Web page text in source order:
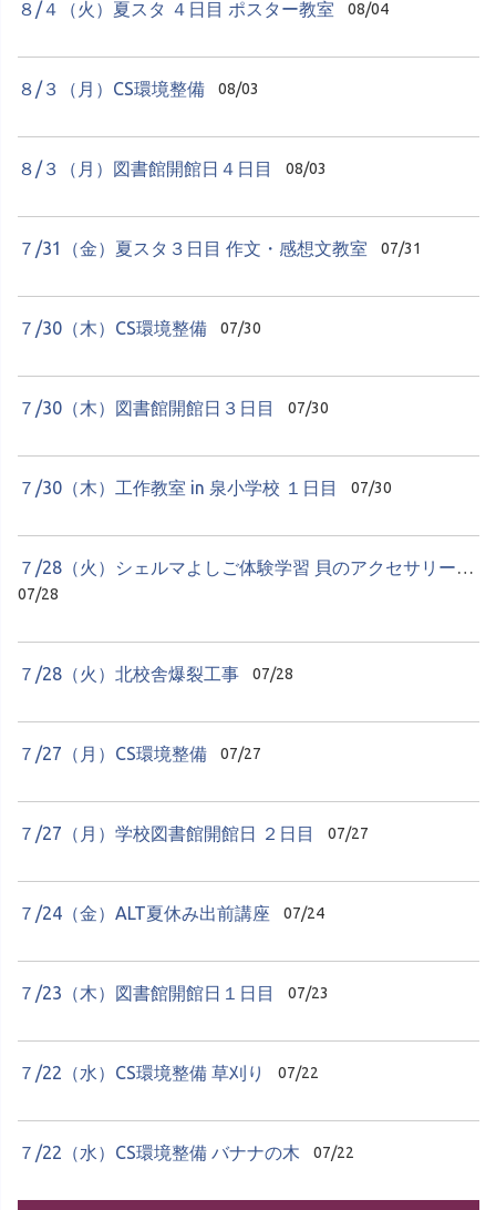
８/４（火）夏スタ ４日目 ポスター教室 08/04
８/３（月）CS環境整備 08/03
８/３（月）図書館開館日４日目 08/03
７/31（金）夏スタ３日目 作文・感想文教室 07/31
７/30（木）CS環境整備 07/30
７/30（木）図書館開館日３日目 07/30
７/30（木）工作教室 in 泉小学校 １日目 07/30
７/28（火）シェルマよしご体験学習 貝のアクセサリーづくり
07/28
７/28（火）北校舎爆裂工事 07/28
７/27（月）CS環境整備 07/27
７/27（月）学校図書館開館日 ２日目 07/27
７/24（金）ALT夏休み出前講座 07/24
７/23（木）図書館開館日１日目 07/23
７/22（水）CS環境整備 草刈り 07/22
７/22（水）CS環境整備 バナナの木 07/22